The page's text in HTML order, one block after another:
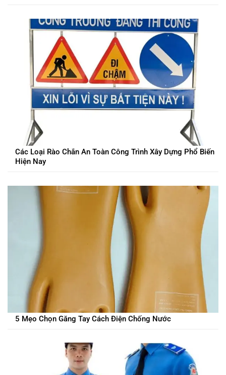
Các Loại Rào Chắn An Toàn Công Trình Xây Dựng Phổ Biến
Hiện Nay
5 Mẹo Chọn Găng Tay Cách Điện Chống Nước